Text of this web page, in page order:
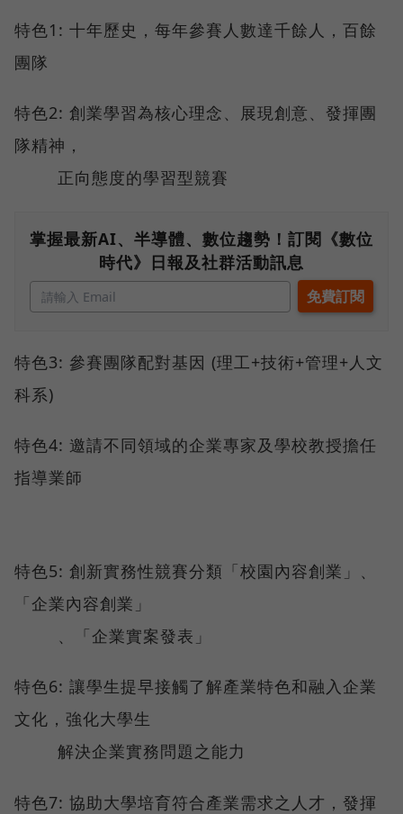
特色1: 十年歷史，每年參賽人數達千餘人，百餘
團隊
特色2: 創業學習為核心理念、展現創意、發揮團
隊精神，
正向態度的學習型競賽
掌握最新AI、半導體、數位趨勢！訂閱《數位
時代》日報及社群活動訊息
特色3: 參賽團隊配對基因 (理工+技術+管理+人文
科系)
特色4: 邀請不同領域的企業專家及學校教授擔任
指導業師
特色5: 創新實務性競賽分類「校園內容創業」、
「企業內容創業」
、「企業實案發表」
特色6: 讓學生提早接觸了解產業特色和融入企業
文化，強化大學生
解決企業實務問題之能力
特色7: 協助大學培育符合產業需求之人才，發揮